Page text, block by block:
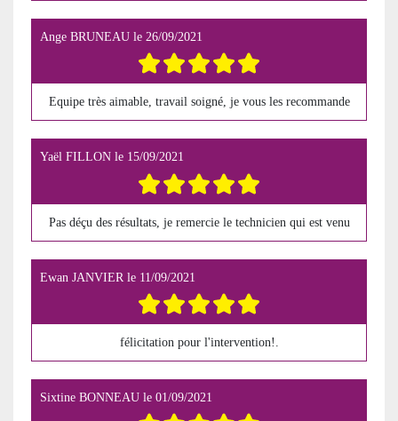
Ange BRUNEAU le 26/09/2021
Equipe très aimable, travail soigné, je vous les recommande
Yaël FILLON le 15/09/2021
Pas déçu des résultats, je remercie le technicien qui est venu
Ewan JANVIER le 11/09/2021
félicitation pour l'intervention!.
Sixtine BONNEAU le 01/09/2021